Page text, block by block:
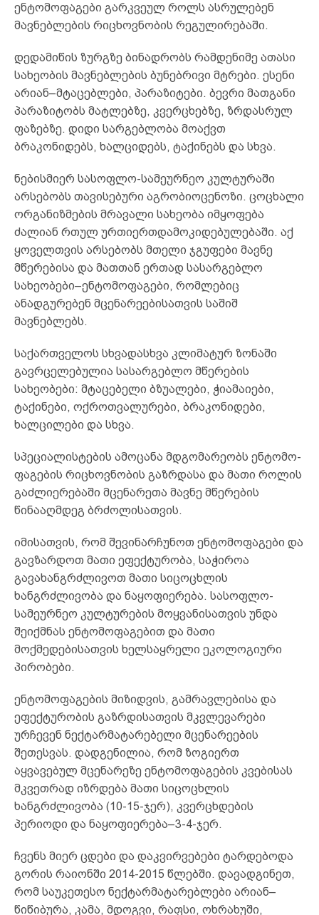
ენტომოფაგები გარკვეულ როლს ასრულებენ
მავნებლების რიცხოვნობის რეგულირებაში.
დედამიწის ზურგზე ბინადრობს რამდენიმე ათასი
სახეობის მავნებლების ბუნებრივი მტრები. ესენი
არიან–მტაცებლები, პარაზიტები. ბევრი მათგანი
პარაზიტობს მატლებზე, კვერცხებზე, ზრდასრულ
ფაზებზე. დიდი სარგებლობა მოაქვთ
ბრაკონიდებს, ხალციდებს, ტაქინებს და სხვა.
ნებისმიერ სასოფლო-სამეურნეო კულტურაში
არსებობს თავისებური აგრობიოცენოზი. ცოცხალი
ორგანიზმების მრავალი სახეობა იმყოფება
ძალიან რთულ ურთიერთდამოკიდებულებაში. აქ
ყოველთვის არსებობს მთელი ჯგუფები მავნე
მწერებისა და მათთან ერთად სასარგებლო
სახეობები–ენტომოფაგები, რომლებიც
ანადგურებენ მცენარეებისათვის საშიშ
მავნებლებს.
საქართველოს სხვადასხვა კლიმატურ ზონაში
გავრცელებულია სასარგებლო მწერების
სახეობები: მტაცებელი ბზუალები, ჭიამაიები,
ტაქინები, ოქროთვალურები, ბრაკონიდები,
ხალცილები და სხვა.
სპეციალისტების ამოცანა მდგომარეობს ენტომო-
ფაგების რიცხოვნობის გაზრდასა და მათი როლის
გაძლიერებაში მცენარეთა მავნე მწერების
წინააღმდეგ ბრძოლისათვის.
იმისათვის, რომ შევინარჩუნოთ ენტომოფაგები და
გავზარდოთ მათი ეფექტურობა, საჭიროა
გავახანგრძლივოთ მათი სიცოცხლის
ხანგრძლივობა და ნაყოფიერება. სასოფლო-
სამეურნეო კულტურების მოყვანისათვის უნდა
შეიქმნას ენტომოფაგებით და მათი
მოქმედებისათვის ხელსაყრელი ეკოლოგიური
პირობები.
ენტომოფაგების მიზიდვის, გამრავლებისა და
ეფექტურობის გაზრდისათვის მკვლევარები
ურჩევენ ნექტარმატარებელი მცენარეების
შეთესვას. დადგენილია, რომ ზოგიერთ
აყვავებულ მცენარეზე ენტომოფაგების კვებისას
მკვეთრად იზრდება მათი სიცოცხლის
ხანგრძლივობა (10-15-ჯერ), კვერცხდების
პერიოდი და ნაყოფიერება–3-4-ჯერ.
ჩვენს მიერ ცდები და დაკვირვებები ტარდებოდა
გორის რაიონში 2014-2015 წლებში. დავადგინეთ,
რომ საუკეთესო ნექტარმატარებლები არიან–
წიწიბურა, კამა, მდოგვი, რაფსი, ოხრახუში,